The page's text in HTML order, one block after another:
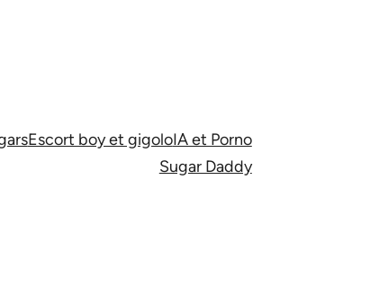
Escort boy et gigoloIA et Porno
Sugar Daddy